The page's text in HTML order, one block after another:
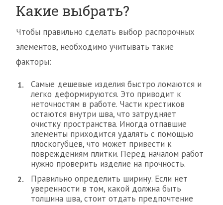
Какие выбрать?
Чтобы правильно сделать выбор распорочных
элементов, необходимо учитывать такие
факторы:
Самые дешевые изделия быстро ломаются и
легко деформируются. Это приводит к
неточностям в работе. Части крестиков
остаются внутри шва, что затрудняет
очистку пространства. Иногда отпавшие
элементы приходится удалять с помощью
плоскогубцев, что может привести к
повреждениям плитки. Перед началом работ
нужно проверить изделие на прочность.
Правильно определить ширину. Если нет
уверенности в том, какой должна быть
толщина шва, стоит отдать предпочтение